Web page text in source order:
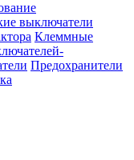
выключатели
Клеммные
Предохранители